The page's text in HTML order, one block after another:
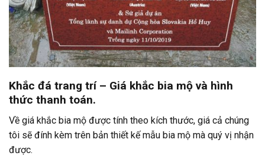
Khắc đá trang trí – Giá khắc bia mộ và hình
thức thanh toán.
Về giá khắc bia mộ được tính theo kích thước, giá cả chúng
tôi sẽ đính kèm trên bản thiết kế mẫu bia mộ mà quý vị nhận
được.